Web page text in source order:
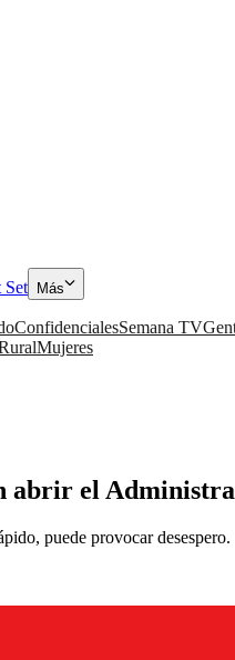
Set Más
ConfidencialesSemana TV
Mujeres
el
puede provocar desespero.